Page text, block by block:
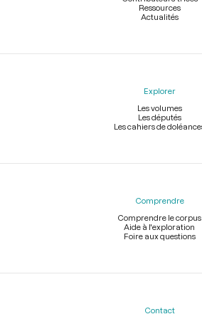
Ressources
Actualités
Explorer
Les volumes
Les députés
Les cahiers de
Comprendre
Comprendre le corpus
Aide à l'exploration
Foire aux questions
Contact